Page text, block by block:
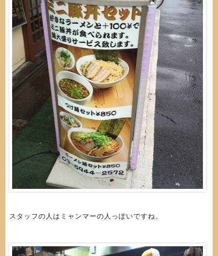
スタッフの人はミャンマーの人っぽいですね。